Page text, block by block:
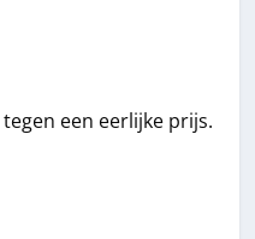
een eerlijke prijs.